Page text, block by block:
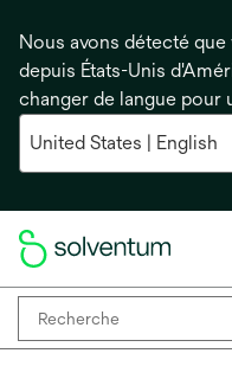
Nous avons détecté
depuis États-Unis
changer de langue pour